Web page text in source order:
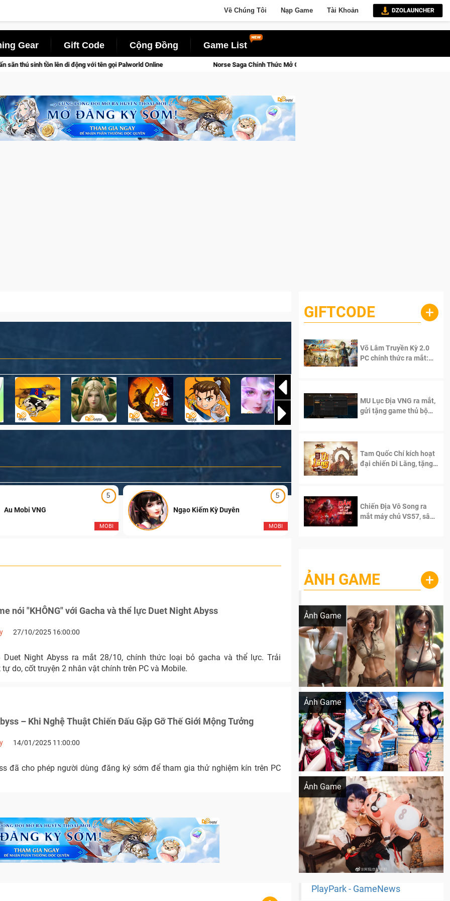
Về Chúng Tôi Nạp Game Tài Khoản
Gear Gift Code Cộng Đồng Game List
với tên gọi Palworld Online Norse Saga Chính Thức Mở Cửa Closed Beta Tại Việt Nam Từ 04 – 11/08/2026
5
MOBI
Au Mobi VNG
5
MOBI
Ngạo Kiếm Kỳ Duyên Ngạo Thiên Mobile
nói "KHÔNG" với Gacha và thể lực Duet Night Abyss
27/10/2025 16:00:00
Duet Night Abyss ra mắt 28/10, chính thức loại bỏ gacha và thể lực. Trải
do, cốt truyện 2 nhân vật chính trên PC và Mobile.
– Khi Nghệ Thuật Chiến Đấu Gặp Gỡ Thế Giới Mộng Tưởng
14/01/2025 11:00:00
đã cho phép người dùng đăng ký sớm để tham gia thử nghiệm kín trên PC
GIFTCODE +
Võ Lâm Truyền Kỳ 2.0
PC chính thức ra mắt:
MU Lục Địa VNG ra mắt,
gửi tặng game thủ bộ
Tam Quốc Chí kích hoạt
đại chiến Di Lăng, tặng
Chiến Địa Vô Song ra
mắt máy chủ VS57, sân
ẢNH GAME +
Ảnh Game
Lala Croft vừa nóng vừa xinh dưới nét vẽ
Ảnh Game
Khi AI Cosplay gái đẹp One Piece
Ảnh Game
Cosplay Xiangling siêu cute
PlayPark - GameNews